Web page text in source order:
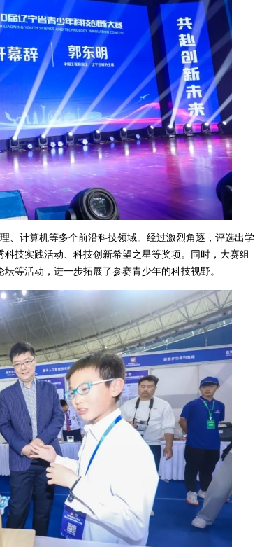
、计算机等多个前沿科技领域。经过激烈角逐，评选出学
技实践活动、科技创新希望之星等奖项。同时，大赛组
等活动，进一步拓展了参赛青少年的科技视野。